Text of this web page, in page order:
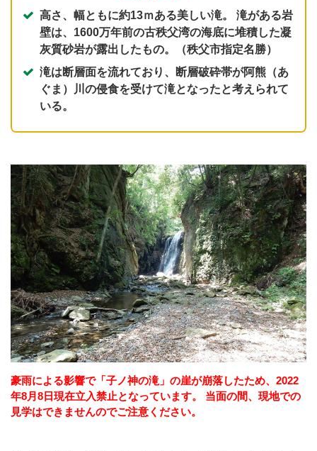
高さ、幅ともに約13ｍある美しい滝。 滝がある岩
壁は、1600万年前の古秩父湾の海底に堆積した凝
灰質砂岩が露出したもの。（秩父市指定名勝）
滝は断層面を流れており、断層破砕帯が阿熊（あ
ぐま）川の侵食を受けて滝となったと考えられて
いる。
豪雨による影響で「子ノ神の滝」の崖が崩落したため、2022
年8月8日現在立入禁止となっています。 当面の間、現地での
見学はできませんのでご注意ください。